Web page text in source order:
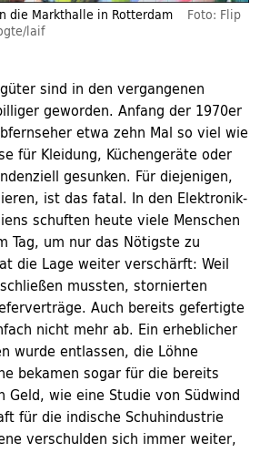
die Markthalle in Rotterdam Foto: Flip
laif
sind in den vergangenen
geworden. Anfang der 1970er
etwa zehn Mal so viel wie
für Kleidung, Küchengeräte oder
gesunken. Für diejenigen,
ist das fatal. In den Elektronik-
schuften heute viele Menschen
Tag, um nur das Nötigste zu
die Lage weiter verschärft: Weil
mussten, stornierten
Auch bereits gefertigte
nicht mehr ab. Ein erheblicher
wurde entlassen, die Löhne
bekamen sogar für die bereits
wie eine Studie von Südwind
für die indische Schuhindustrie
verschulden sich immer weiter,